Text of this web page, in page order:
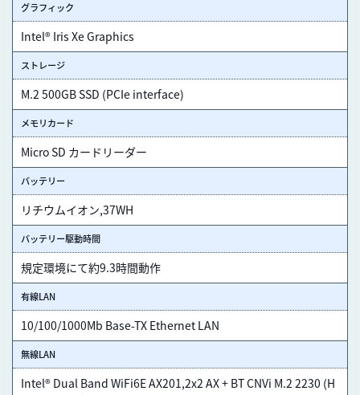
グラフィック
Intel® Iris Xe Graphics
ストレージ
M.2 500GB SSD (PCIe interface)
メモリカード
Micro SD カードリーダー
バッテリー
リチウムイオン,37WH
バッテリー駆動時間
規定環境にて約9.3時間動作
有線LAN
10/100/1000Mb Base-TX Ethernet LAN
無線LAN
Intel® Dual Band WiFi6E AX201,2x2 AX + BT CNVi M.2 2230 (H